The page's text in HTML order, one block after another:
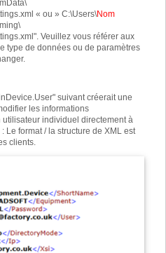
« ou » C:\Users\Nom
Veuillez vous référer aux
type de données ou de paramètres
suivant créerait une
les informations
individuel directement à
Le format / la structure de XML est
clients.